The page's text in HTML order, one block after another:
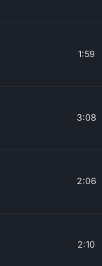
1:59
3:08
2:06
2:10